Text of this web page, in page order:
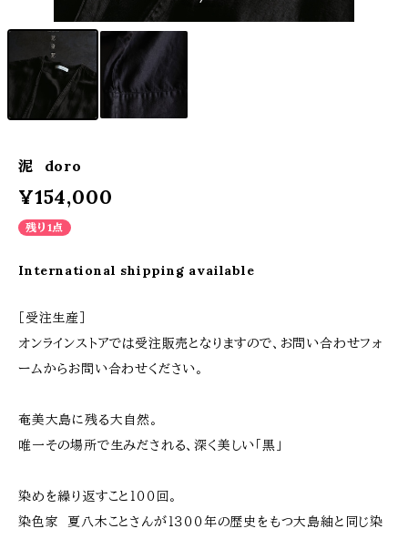
泥 doro
¥154,000
残り1点
International shipping available
［受注生産］
オンラインストアでは受注販売となりますので、お問い合わせフォ
ームからお問い合わせください。
奄美大島に残る大自然。
唯一その場所で生みだされる、深く美しい「黒」
染めを繰り返すこと１００回。
染色家 夏八木ことさんが１３００年の歴史をもつ大島紬と同じ染